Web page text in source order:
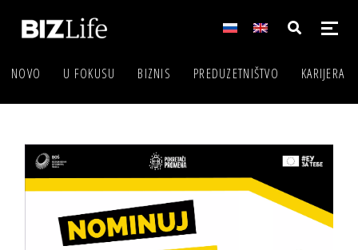
NOVO U FOKUSU BIZNIS PREDUZETNIŠTVO KARIJERA